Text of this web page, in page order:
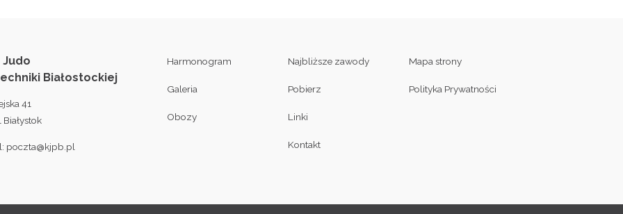
Judo
Białostockiej
41
Białystok
poczta@kjpb.pl
Harmonogram
Galeria
Obozy
Najbliższe zawody
Pobierz
Linki
Kontakt
Mapa strony
Polityka Prywatności